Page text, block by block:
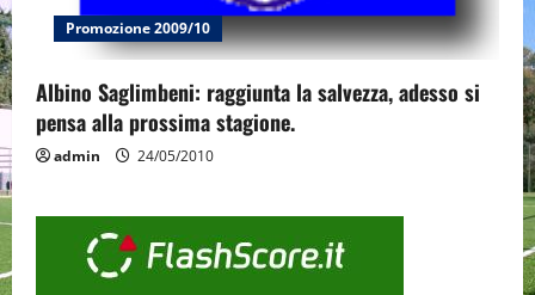
Promozione 2009/10
Albino Saglimbeni: raggiunta la salvezza, adesso si
pensa alla prossima stagione.
admin 24/05/2010